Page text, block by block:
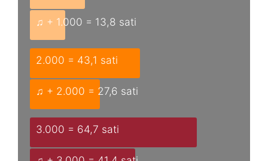
♫ + 1.000 = 13,8 sati
2.000 = 43,1 sati
♫ + 2.000 = 27,6 sati
3.000 = 64,7 sati